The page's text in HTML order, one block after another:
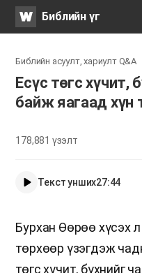
WATVБиблийн үг
Библийн асуулт, хариулт Q&A
Есүс төгс хүчит,
байж яагаад хүн
178,881 үзэлт
Текст унших27:44
Бурхан Өөрөө хүсэх
төрхөөр үзэгдэж
төгс хүчит, бүхнийг